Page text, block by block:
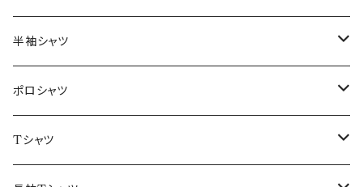
46/M
48/L
50/XL～
～44/S
46/M
48/L
半袖シャツ
～44/S
46/M
ポロシャツ
～44/S
Tシャツ